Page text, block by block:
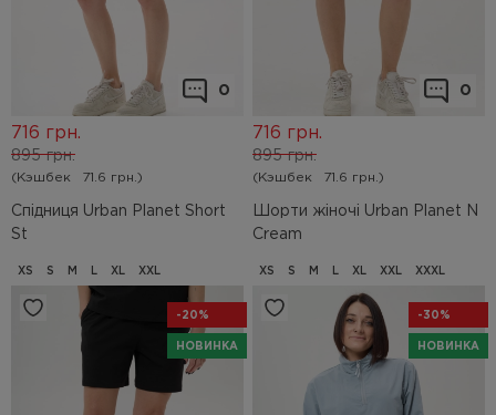
0
Спідниця Urban Planet Short
St
895 грн.
716 грн.
(Кэшбек 71.6 грн.)
XS S M L XL XXL
0
Шорти жіночі Urban Planet N
Cream
895 грн.
716 грн.
(Кэшбек 71.6 грн.)
XS S M L XL XXL XXXL
-20%
НОВИНКА
-30%
НОВИНКА